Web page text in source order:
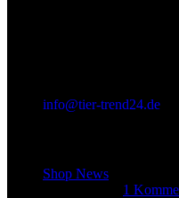
info@tier-trend24.de
Shop News
1